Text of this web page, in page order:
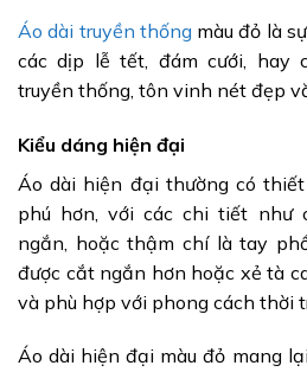
Áo dài truyền thống màu đỏ là
các dịp lễ tết, đám cưới, hay
truyền thống, tôn vinh nét đẹp
Kiểu dáng hiện đại
Áo dài hiện đại thường có
phú hơn, với các chi tiết như
ngắn, hoặc thậm chí là tay
được cắt ngắn hơn hoặc xẻ tà
và phù hợp với phong cách thời
Áo dài hiện đại màu đỏ mang